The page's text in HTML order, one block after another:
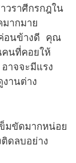
วราศีกรกฎใน
ากมาย
อนข้างดี คุณ
นที่คอยให้
าจจะมีแรง
านต่าง
มขัดมากหน่อย
ดลบอย่าง